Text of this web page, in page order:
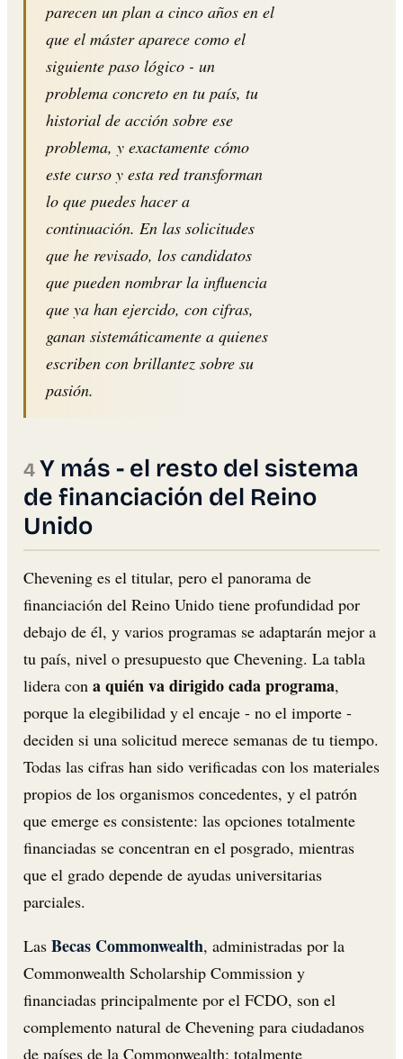
parecen un plan a cinco años en el
que el máster aparece como el
siguiente paso lógico - un
problema concreto en tu país, tu
historial de acción sobre ese
problema, y exactamente cómo
este curso y esta red transforman
lo que puedes hacer a
continuación. En las solicitudes
que he revisado, los candidatos
que pueden nombrar la influencia
que ya han ejercido, con cifras,
ganan sistemáticamente a quienes
escriben con brillantez sobre su
pasión.
Y más - el resto del sistema
de financiación del Reino
Unido
Chevening es el titular, pero el panorama de
financiación del Reino Unido tiene profundidad por
debajo de él, y varios programas se adaptarán mejor a
tu país, nivel o presupuesto que Chevening. La tabla
lidera con a quién va dirigido cada programa,
porque la elegibilidad y el encaje - no el importe -
deciden si una solicitud merece semanas de tu tiempo.
Todas las cifras han sido verificadas con los materiales
propios de los organismos concedentes, y el patrón
que emerge es consistente: las opciones totalmente
financiadas se concentran en el posgrado, mientras
que el grado depende de ayudas universitarias
parciales.
Las Becas Commonwealth, administradas por la
Commonwealth Scholarship Commission y
financiadas principalmente por el FCDO, son el
complemento natural de Chevening para ciudadanos
de países de la Commonwealth: totalmente